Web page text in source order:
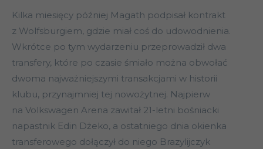
Kilka miesięcy później Magath podpisał kontrakt
z Wolfsburgiem, gdzie miał coś do udowodnienia.
Wkrótce po tym wydarzeniu przeprowadził dwa
transfery, które po czasie śmiało można obwołać
dwoma najważniejszymi transakcjami w historii
klubu, przynajmniej tej nowożytnej. Najpierw
na Volkswagen Arena zawitał 21-letni bośniacki
napastnik Edin Dżeko, a ostatniego dnia okienka
transferowego dołączył do niego Brazylijczyk